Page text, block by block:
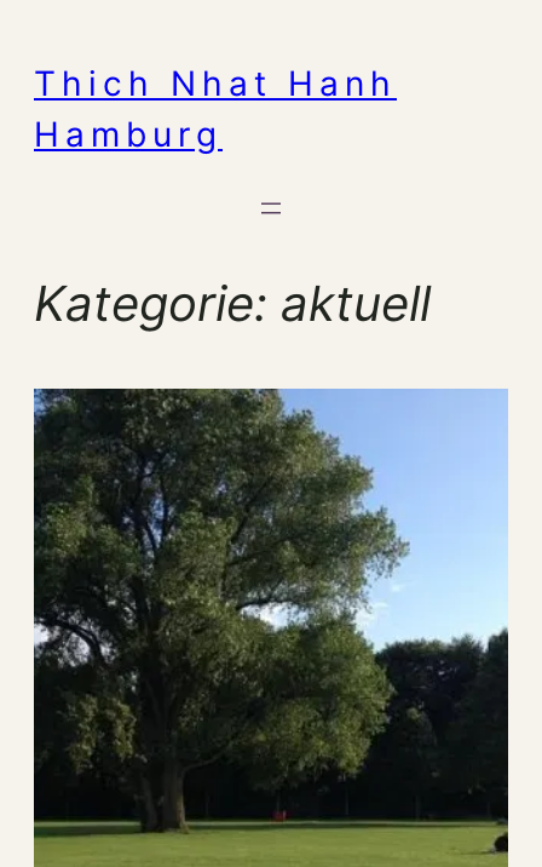
Inhalt
springen
Thich Nhat Hanh
Hamburg
Kategorie: aktuell